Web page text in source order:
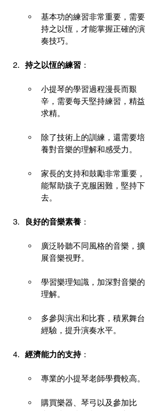
基本功的練習非常重要，需要
持之以恆，才能掌握正確的演
奏技巧。
持之以恆的練習 ：
小提琴的學習過程漫長而艱
辛，需要每天堅持練習，精益
求精。
除了技術上的訓練，還需要培
養對音樂的理解和感受力。
家長的支持和鼓勵非常重要，
能幫助孩子克服困難，堅持下
去。
良好的音樂素養 ：
廣泛聆聽不同風格的音樂，擴
展音樂視野。
學習樂理知識，加深對音樂的
理解。
多參與演出和比賽，積累舞台
經驗，提升演奏水平。
經濟能力的支持：
專業的小提琴老師學費較高。
購買樂器、琴弓以及參加比